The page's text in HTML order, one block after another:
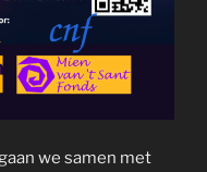
we samen met